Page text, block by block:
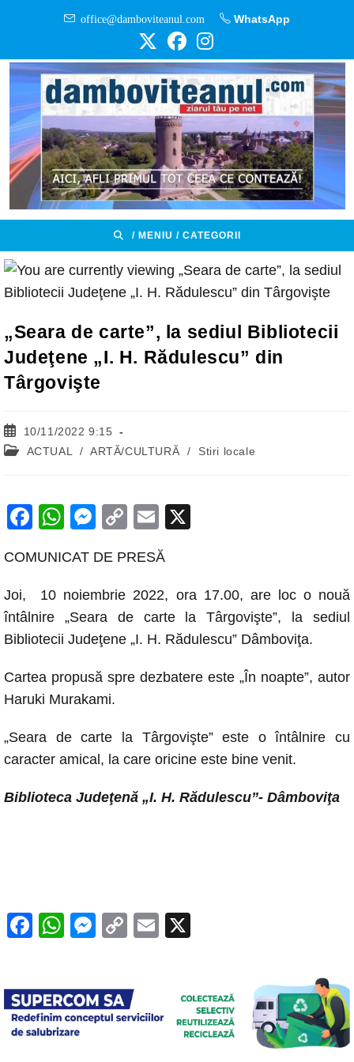
office@damboviteanul.com WhatsApp
/ MENIU / CATEGORII
„Seara de carte”, la sediul Bibliotecii
Judeţene „I. H. Rădulescu” din
Târgovişte
Post
published:
10/11/2022 9:15
Post ACTUAL / ARTĂ/CULTURĂ / Stiri locale
F
c
e
b
o
o
k
W
at
s
A
p
p
M
ss
e
n
g
er
C
p
y
Li
n
k
E
m
ail
COMUNICAT DE PRESĂ
Joi, 10 noiembrie 2022, ora 17.00, are loc o nouă
întâlnire „Seara de carte la Târgovişte”, la sediul
Bibliotecii Judeţene „I. H. Rădulescu” Dâmboviţa.
Cartea propusă spre dezbatere este „În noapte”, autor
Haruki Murakami.
„Seara de carte la Târgovişte” este o întâlnire cu
caracter amical, la care oricine este bine venit.
Biblioteca Judeţenă „I. H. Rădulescu”- Dâmboviţa
F
e
b
W
s
A
M
e
n
C
y
Li
E